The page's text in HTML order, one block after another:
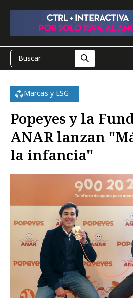
Marcas y ESG
Popeyes y la
ANAR lanzan
la infancia"